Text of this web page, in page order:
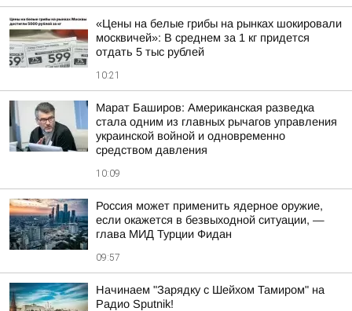
«Цены на белые грибы на рынках шокировали
москвичей»: В среднем за 1 кг придется
отдать 5 тыс рублей
10:21
Марат Баширов: Американская разведка
стала одним из главных рычагов управления
украинской войной и одновременно
средством давления
10:09
Россия может применить ядерное оружие,
если окажется в безвыходной ситуации, —
глава МИД Турции Фидан
09:57
Начинаем "Зарядку с Шейхом Тамиром" на
Радио Sputnik!